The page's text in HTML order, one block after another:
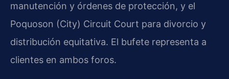
manutención y órdenes de protección, y el
Poquoson (City) Circuit Court para divorcio y
distribución equitativa. El bufete representa a
clientes en ambos foros.